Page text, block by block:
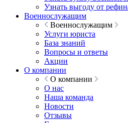
Узнать выгоду от
Военнослужащим
Военнослужащим
Услуги юриста
База знаний
Вопросы и ответы
Акции
О компании
О компании
О нас
Наша команда
Новости
Отзывы